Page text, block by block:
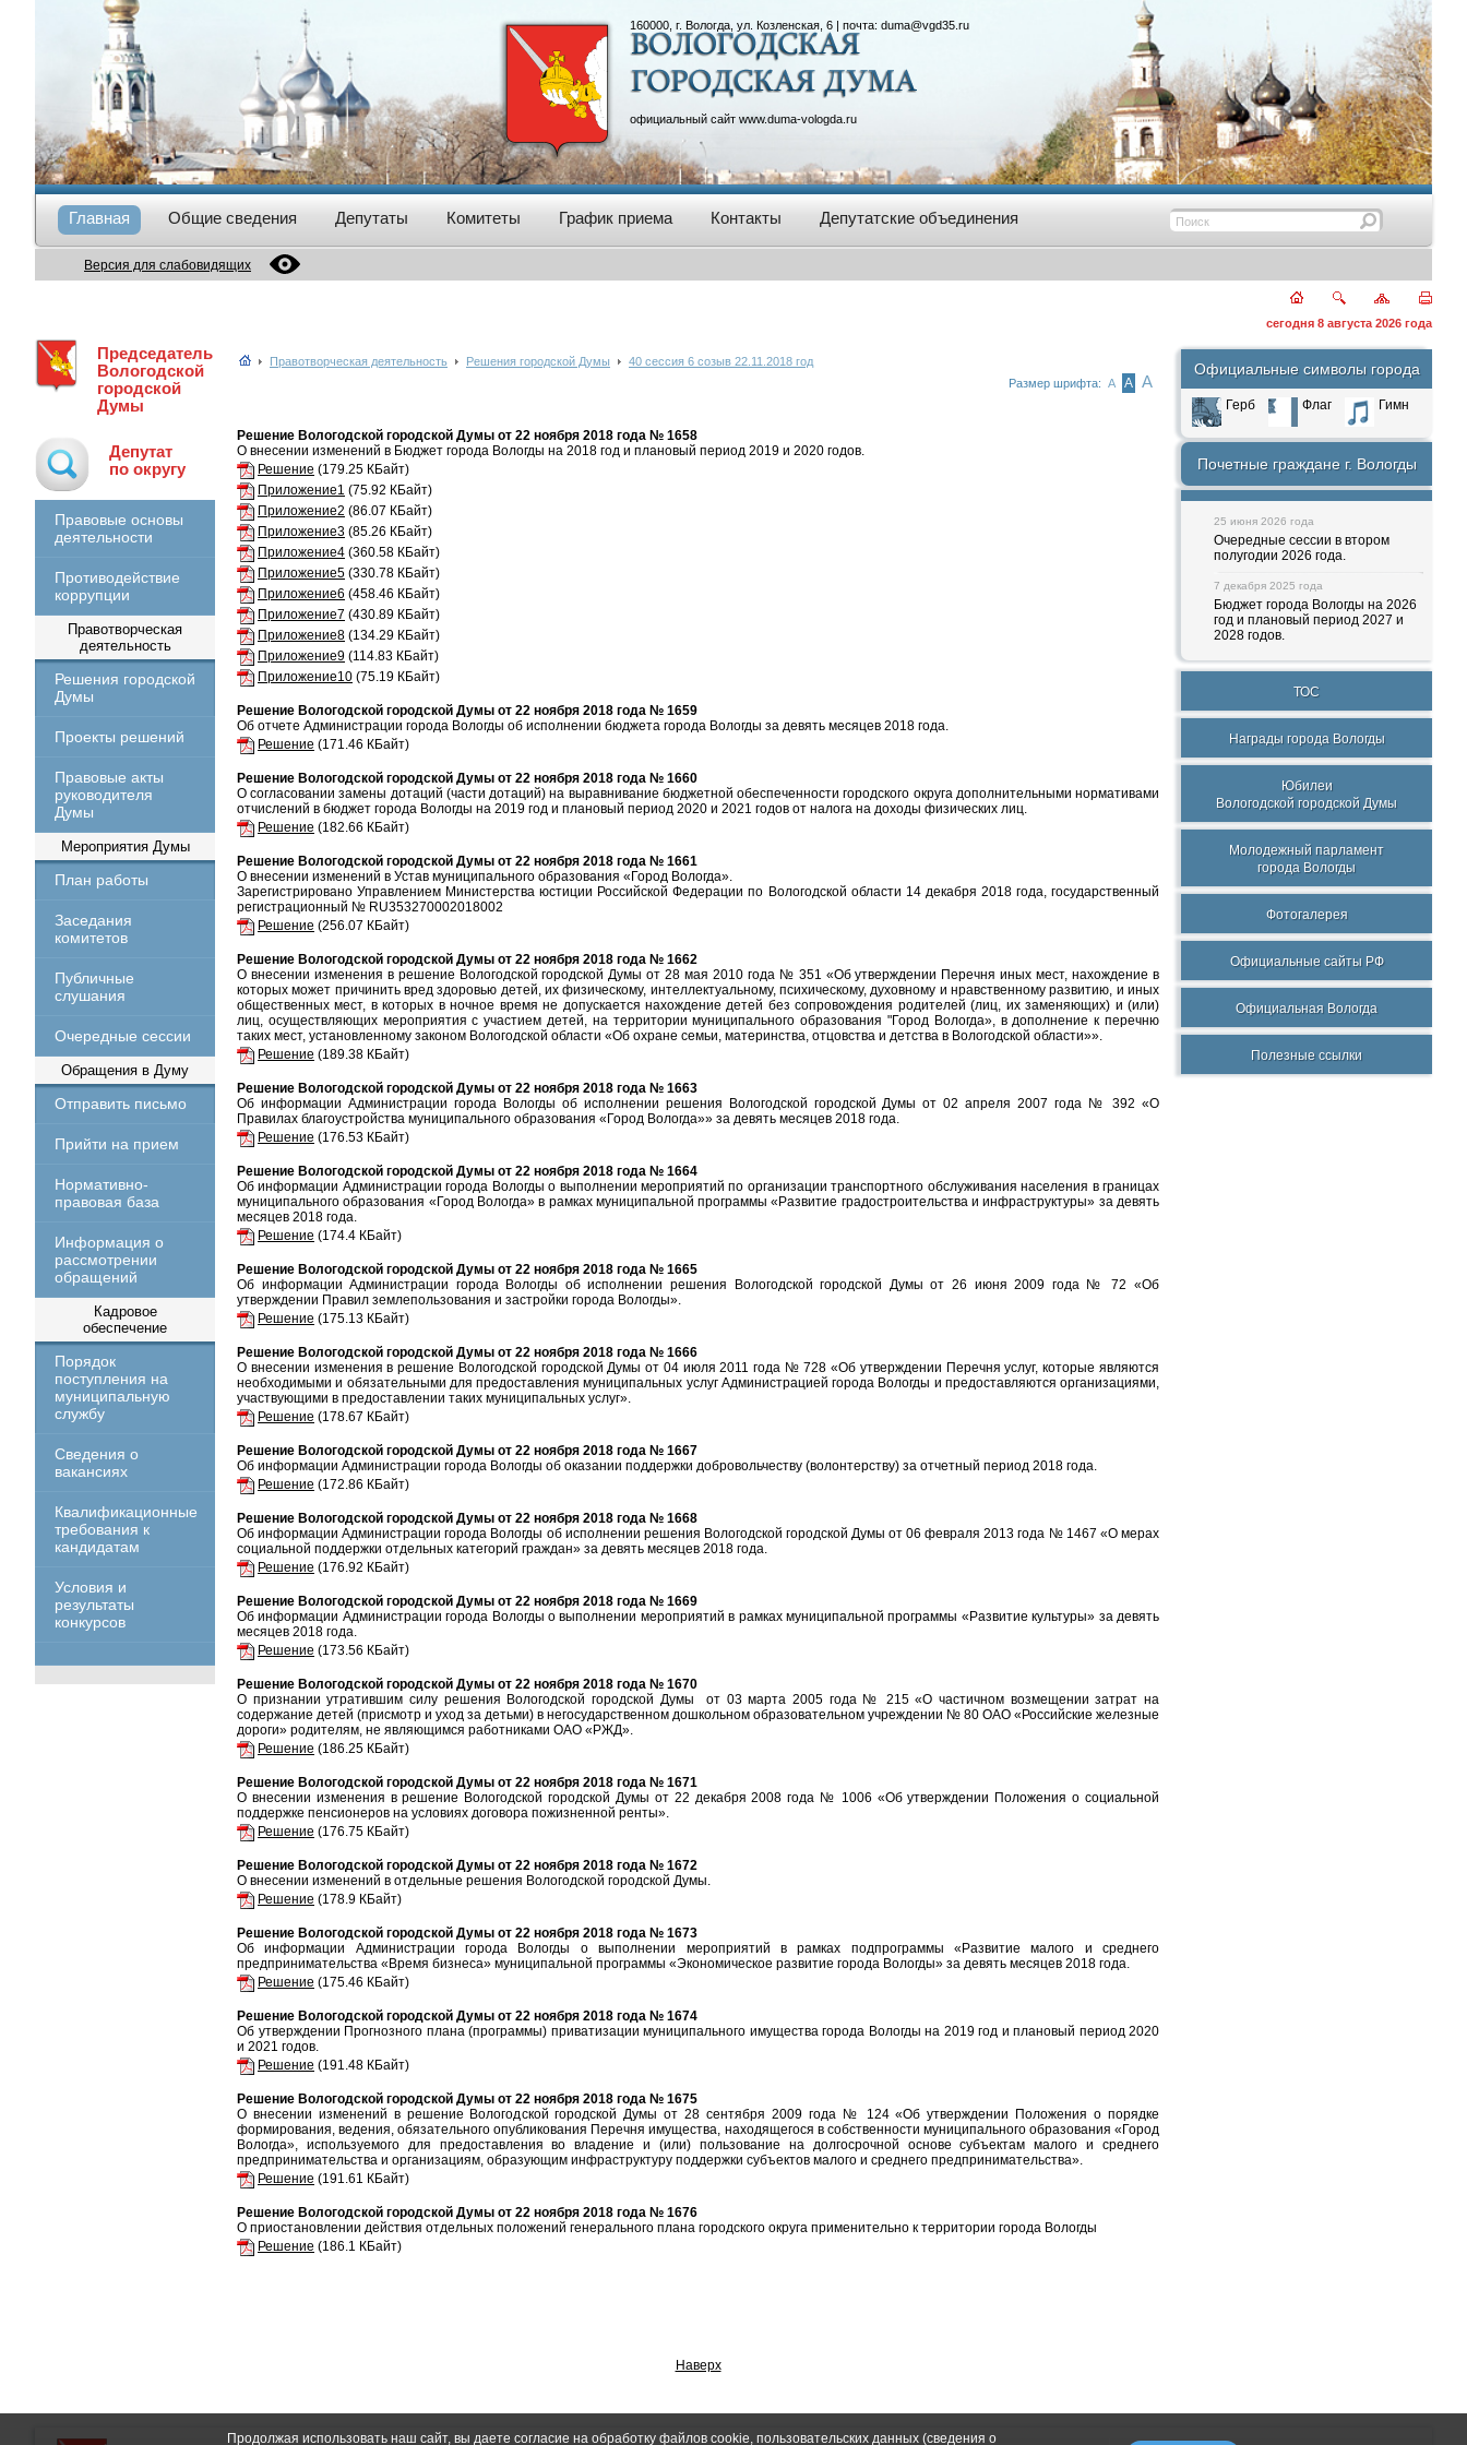
160000, г. Вологда, ул. Козленская, 6 | почта: duma@vgd35.ru
официальный сайт www.duma-vologda.ru
Главная Общие сведения Депутаты Комитеты График приема Контакты Депутатские объединения
Версия для слабовидящих
сегодня 8 августа 2026 года
Председатель
Вологодской
городской
Думы
Депутат
по округу
Правовые основы
деятельности
Противодействие
коррупции
Правотворческая
деятельность
Решения городской
Думы
Проекты решений
Правовые акты
руководителя
Думы
Мероприятия Думы
План работы
Заседания
комитетов
Публичные
слушания
Очередные сессии
Обращения в Думу
Отправить письмо
Прийти на прием
Нормативно-
правовая база
Информация о
рассмотрении
обращений
Кадровое
обеспечение
Порядок
поступления на
муниципальную
службу
Сведения о
вакансиях
Квалификационные
требования к
кандидатам
Условия и
результаты
конкурсов
Правотворческая деятельность Решения городской Думы
40 сессия 6 созыв 22.11.2018 год
Размер шрифта: А А А
Решение Вологодской городской Думы от 22 ноября 2018 года № 1658
О внесении изменений в Бюджет города Вологды на 2018 год и плановый период 2019 и 2020 годов.
Решение (179.25 КБайт)
Приложение1 (75.92 КБайт)
Приложение2 (86.07 КБайт)
Приложение3 (85.26 КБайт)
Приложение4 (360.58 КБайт)
Приложение5 (330.78 КБайт)
Приложение6 (458.46 КБайт)
Приложение7 (430.89 КБайт)
Приложение8 (134.29 КБайт)
Приложение9 (114.83 КБайт)
Приложение10 (75.19 КБайт)
Решение Вологодской городской Думы от 22 ноября 2018 года № 1659
Об отчете Администрации города Вологды об исполнении бюджета города Вологды за девять месяцев 2018 года.
Решение (171.46 КБайт)
Решение Вологодской городской Думы от 22 ноября 2018 года № 1660
О согласовании замены дотаций (части дотаций) на выравнивание бюджетной обеспеченности городского округа дополнительными нормативами
отчислений в бюджет города Вологды на 2019 год и плановый период 2020 и 2021 годов от налога на доходы физических лиц.
Решение (182.66 КБайт)
Решение Вологодской городской Думы от 22 ноября 2018 года № 1661
О внесении изменений в Устав муниципального образования «Город Вологда».
Зарегистрировано Управлением Министерства юстиции Российской Федерации по Вологодской области 14 декабря 2018 года, государственный
регистрационный № RU353270002018002
Решение (256.07 КБайт)
Решение Вологодской городской Думы от 22 ноября 2018 года № 1662
О внесении изменения в решение Вологодской городской Думы от 28 мая 2010 года № 351 «Об утверждении Перечня иных мест, нахождение в
которых может причинить вред здоровью детей, их физическому, интеллектуальному, психическому, духовному и нравственному развитию, и иных
общественных мест, в которых в ночное время не допускается нахождение детей без сопровождения родителей (лиц, их заменяющих) и (или)
лиц, осуществляющих мероприятия с участием детей, на территории муниципального образования "Город Вологда», в дополнение к перечню
таких мест, установленному законом Вологодской области «Об охране семьи, материнства, отцовства и детства в Вологодской области»».
Решение (189.38 КБайт)
Решение Вологодской городской Думы от 22 ноября 2018 года № 1663
Об информации Администрации города Вологды об исполнении решения Вологодской городской Думы от 02 апреля 2007 года № 392 «О
Правилах благоустройства муниципального образования «Город Вологда»» за девять месяцев 2018 года.
Решение (176.53 КБайт)
Решение Вологодской городской Думы от 22 ноября 2018 года № 1664
Об информации Администрации города Вологды о выполнении мероприятий по организации транспортного обслуживания населения в границах
муниципального образования «Город Вологда» в рамках муниципальной программы «Развитие градостроительства и инфраструктуры» за девять
месяцев 2018 года.
Решение (174.4 КБайт)
Решение Вологодской городской Думы от 22 ноября 2018 года № 1665
Об информации Администрации города Вологды об исполнении решения Вологодской городской Думы от 26 июня 2009 года № 72 «Об
утверждении Правил землепользования и застройки города Вологды».
Решение (175.13 КБайт)
Решение Вологодской городской Думы от 22 ноября 2018 года № 1666
О внесении изменения в решение Вологодской городской Думы от 04 июля 2011 года № 728 «Об утверждении Перечня услуг, которые являются
необходимыми и обязательными для предоставления муниципальных услуг Администрацией города Вологды и предоставляются организациями,
участвующими в предоставлении таких муниципальных услуг».
Решение (178.67 КБайт)
Решение Вологодской городской Думы от 22 ноября 2018 года № 1667
Об информации Администрации города Вологды об оказании поддержки добровольчеству (волонтерству) за отчетный период 2018 года.
Решение (172.86 КБайт)
Решение Вологодской городской Думы от 22 ноября 2018 года № 1668
Об информации Администрации города Вологды об исполнении решения Вологодской городской Думы от 06 февраля 2013 года № 1467 «О мерах
социальной поддержки отдельных категорий граждан» за девять месяцев 2018 года.
Решение (176.92 КБайт)
Решение Вологодской городской Думы от 22 ноября 2018 года № 1669
Об информации Администрации города Вологды о выполнении мероприятий в рамках муниципальной программы «Развитие культуры» за девять
месяцев 2018 года.
Решение (173.56 КБайт)
Решение Вологодской городской Думы от 22 ноября 2018 года № 1670
О признании утратившим силу решения Вологодской городской Думы от 03 марта 2005 года № 215 «О частичном возмещении затрат на
содержание детей (присмотр и уход за детьми) в негосударственном дошкольном образовательном учреждении № 80 ОАО «Российские железные
дороги» родителям, не являющимся работниками ОАО «РЖД».
Решение (186.25 КБайт)
Решение Вологодской городской Думы от 22 ноября 2018 года № 1671
О внесении изменения в решение Вологодской городской Думы от 22 декабря 2008 года № 1006 «Об утверждении Положения о социальной
поддержке пенсионеров на условиях договора пожизненной ренты».
Решение (176.75 КБайт)
Решение Вологодской городской Думы от 22 ноября 2018 года № 1672
О внесении изменений в отдельные решения Вологодской городской Думы.
Решение (178.9 КБайт)
Решение Вологодской городской Думы от 22 ноября 2018 года № 1673
Об информации Администрации города Вологды о выполнении мероприятий в рамках подпрограммы «Развитие малого и среднего
предпринимательства «Время бизнеса» муниципальной программы «Экономическое развитие города Вологды» за девять месяцев 2018 года.
Решение (175.46 КБайт)
Решение Вологодской городской Думы от 22 ноября 2018 года № 1674
Об утверждении Прогнозного плана (программы) приватизации муниципального имущества города Вологды на 2019 год и плановый период 2020
и 2021 годов.
Решение (191.48 КБайт)
Решение Вологодской городской Думы от 22 ноября 2018 года № 1675
О внесении изменений в решение Вологодской городской Думы от 28 сентября 2009 года № 124 «Об утверждении Положения о порядке
формирования, ведения, обязательного опубликования Перечня имущества, находящегося в собственности муниципального образования «Город
Вологда», используемого для предоставления во владение и (или) пользование на долгосрочной основе субъектам малого и среднего
предпринимательства и организациям, образующим инфраструктуру поддержки субъектов малого и среднего предпринимательства».
Решение (191.61 КБайт)
Решение Вологодской городской Думы от 22 ноября 2018 года № 1676
О приостановлении действия отдельных положений генерального плана городского округа применительно к территории города Вологды
Решение (186.1 КБайт)
Наверх
Официальные символы города
Герб Флаг Гимн
Почетные граждане г. Вологды
25 июня 2026 года
Очередные сессии в втором
полугодии 2026 года.
7 декабря 2025 года
Бюджет города Вологды на 2026
год и плановый период 2027 и
2028 годов.
ТОС
Награды города Вологды
Юбилеи
Вологодской городской Думы
Молодежный парламент
города Вологды
Фотогалерея
Официальные сайты РФ
Официальная Вологда
Полезные ссылки
Продолжая использовать наш сайт, вы даете согласие на обработку файлов cookie, пользовательских данных (сведения о